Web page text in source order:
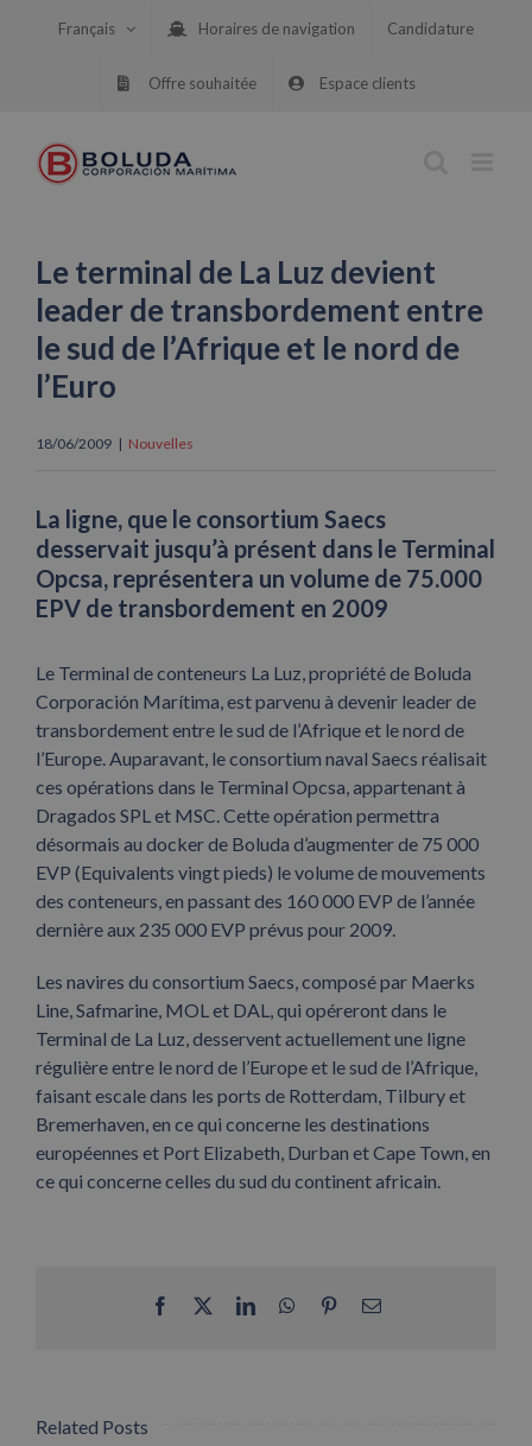
Français Horaires de navigation Candidature
Offre souhaitée Espace clients
Le terminal de La Luz devient
leader de transbordement entre
le sud de l’Afrique et le nord de
l’Euro
18/06/2009 | Nouvelles
La ligne, que le consortium Saecs
desservait jusqu’à présent dans le Terminal
Opcsa, représentera un volume de 75.000
EPV de transbordement en 2009
Le Terminal de conteneurs La Luz, propriété de Boluda
Corporación Marítima, est parvenu à devenir leader de
transbordement entre le sud de l’Afrique et le nord de
l’Europe. Auparavant, le consortium naval Saecs réalisait
ces opérations dans le Terminal Opcsa, appartenant à
Dragados SPL et MSC. Cette opération permettra
désormais au docker de Boluda d’augmenter de 75 000
EVP (Equivalents vingt pieds) le volume de mouvements
des conteneurs, en passant des 160 000 EVP de l’année
dernière aux 235 000 EVP prévus pour 2009.
Les navires du consortium Saecs, composé par Maerks
Line, Safmarine, MOL et DAL, qui opéreront dans le
Terminal de La Luz, desservent actuellement une ligne
régulière entre le nord de l’Europe et le sud de l’Afrique,
faisant escale dans les ports de Rotterdam, Tilbury et
Bremerhaven, en ce qui concerne les destinations
européennes et Port Elizabeth, Durban et Cape Town, en
ce qui concerne celles du sud du continent africain.
Facebook LinkedInWhatsApp
PinterestEmail
Related Posts